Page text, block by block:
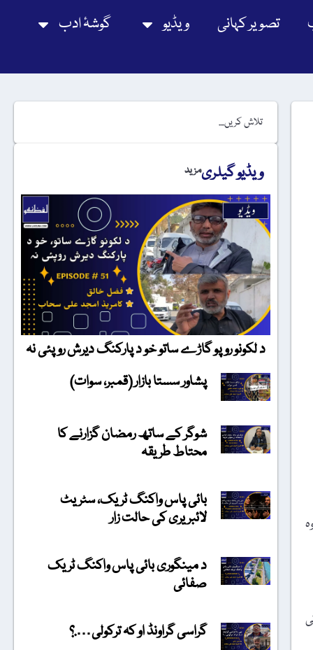
تصویر کہانی ویڈیو گوشۂ ادب
ویڈیو گیلریمزید
د لکونو روپو گاڑے ساتو خو د پارکنگ دیرش روپئی نہ
پشاور سستا بازار (قمبر، سوات)
شوگر کے ساتھ رمضان گزارنے کا
محتاط طریقہ
بائی پاس واکنگ ٹریک، سٹریٹ
لائبریری کی حالت زار
د مینگوری بائی پاس واکنگ ٹریک
صفائی
گراسی گراونڈ او کہ ترکولی….؟